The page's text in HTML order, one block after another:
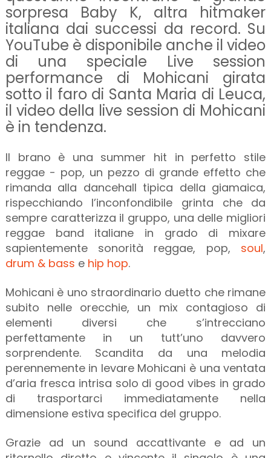
sorpresa Baby K, altra hitmaker
italiana dai successi da record. Su
YouTube è disponibile anche il video
di una speciale Live session
performance di Mohicani girata
sotto il faro di Santa Maria di Leuca,
il video della live session di Mohicani
è in tendenza.
Il brano è una summer hit in perfetto stile
reggae - pop, un pezzo di grande effetto che
rimanda alla dancehall tipica della giamaica,
rispecchiando l’inconfondibile grinta che da
sempre caratterizza il gruppo, una delle migliori
reggae band italiane in grado di mixare
sapientemente sonorità reggae, pop, soul,
drum & bass e hip hop.
Mohicani è uno straordinario duetto che rimane
subito nelle orecchie, un mix contagioso di
elementi diversi che s’intrecciano
perfettamente in un tutt’uno davvero
sorprendente. Scandita da una melodia
perennemente in levare Mohicani è una ventata
d’aria fresca intrisa solo di good vibes in grado
di trasportarci immediatamente nella
dimensione estiva specifica del gruppo.
Grazie ad un sound accattivante e ad un